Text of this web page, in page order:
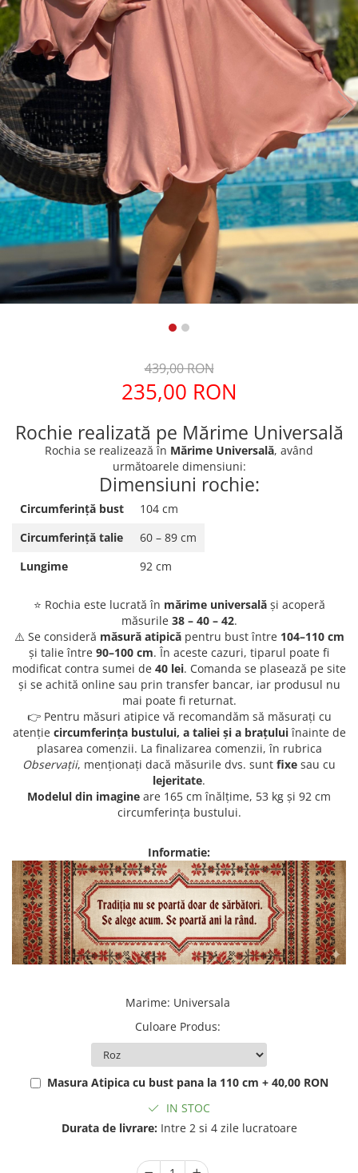
Tricouri
Treninguri
Ii traditionale
Rochii traditionale
Rochii Elegante
Costume populare
Fote & Catrinte
Incaltaminte
439,00 RON
235,00 RON
Rochie realizată pe Mărime Universală
Rochia se realizează în Mărime Universală, având
următoarele dimensiuni:
Dimensiuni rochie:
Circumferință bust
104 cm
Circumferință talie
60 – 89 cm
Lungime
92 cm
⭐ Rochia este lucrată în mărime universalăși acoperă
măsurile 38 – 40 – 42.
⚠️ Se consideră măsură atipicăpentru bust între 104–110 cm
și talie între 90–100 cm. În aceste cazuri, tiparul poate fi
modificat contra sumei de 40 lei. Comanda se plasează pe site
și se achită online sau prin transfer bancar, iar produsul nu
mai poate fi returnat.
👉 Pentru măsuri atipice vă recomandăm să măsurați cu
atenție circumferința bustului, a taliei și a brațuluiînainte de
plasarea comenzii. La finalizarea comenzii, în rubrica
Observații, menționați dacă măsurile dvs. sunt fixe sau cu
lejeritate.
Modelul din imagine are 165 cm înălțime, 53 kg și 92 cm
circumferința bustului.
Informatie:
Marime: Universala
Culoare Produs:
Masura Atipica cu bust pana la 110 cm + 40,00 RON
IN STOC
Durata de livrare: Intre 2 si 4 zile lucratoare